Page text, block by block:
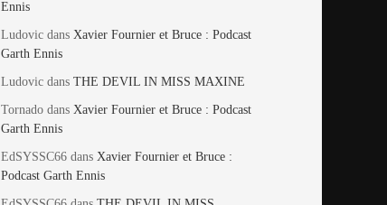
Ennis
Ludovic dansXavier Fournier et Bruce : Podcast
Garth Ennis
Ludovic dansTHE DEVIL IN MISS MAXINE
Tornado dansXavier Fournier et Bruce : Podcast
Garth Ennis
EdSYSSC66 dansXavier Fournier et Bruce :
Podcast Garth Ennis